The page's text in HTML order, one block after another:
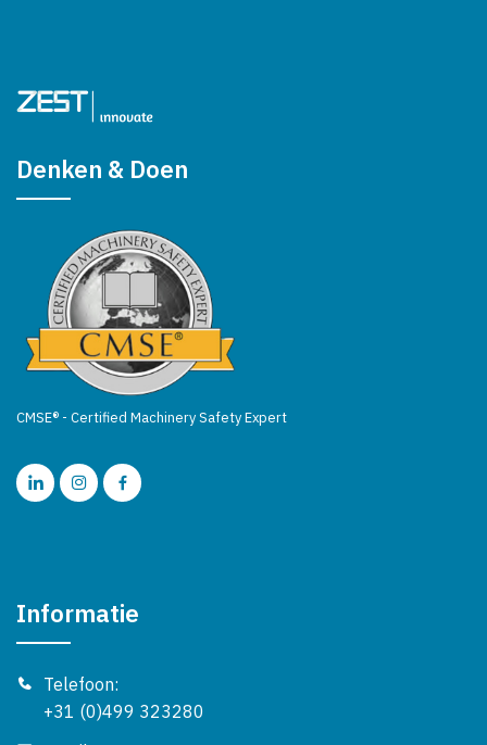
Denken & Doen
CMSE® - Certified Machinery Safety Expert
Informatie
Telefoon:
+31 (0)499 323280